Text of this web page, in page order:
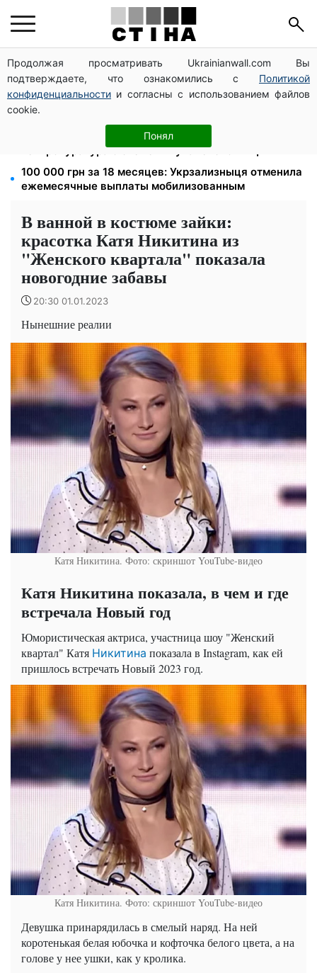
Продолжая просматривать Ukrainianwall.com Вы
подтверждаете, что ознакомились с Политикой
конфиденциальности и согласны с использованием файлов
cookie.
Понял
172 940 грн защитят жилье от ареста за
коммуналку: с октября порог — 432 тысячи
8 451 грн вместо пакета малыша: Пенсионный фонд
объяснил, как получить деньги
1577 человек списали с учета за $10 000:
Генпрокуратура о схеме в Мукачевском ТЦК
100 000 грн за 18 месяцев: Укрзализныця отменила
ежемесячные выплаты мобилизованным
В ванной в костюме зайки:
красотка Катя Никитина из
"Женского квартала" показала
новогодние забавы
20:30 01.01.2023
Нынешние реалии
Катя Никитина. Фото: скриншот YouTube-видео
Катя Никитина показала, в чем и где
встречала Новый год
Юмористическая актриса, участница шоу "Женский
квартал" Катя Никитина показала в Instagram, как ей
пришлось встречать Новый 2023 год.
Катя Никитина. Фото: скриншот YouTube-видео
Девушка принарядилась в смелый наряд. На ней
коротенькая белая юбочка и кофточка белого цвета, а на
голове у нее ушки, как у кролика.